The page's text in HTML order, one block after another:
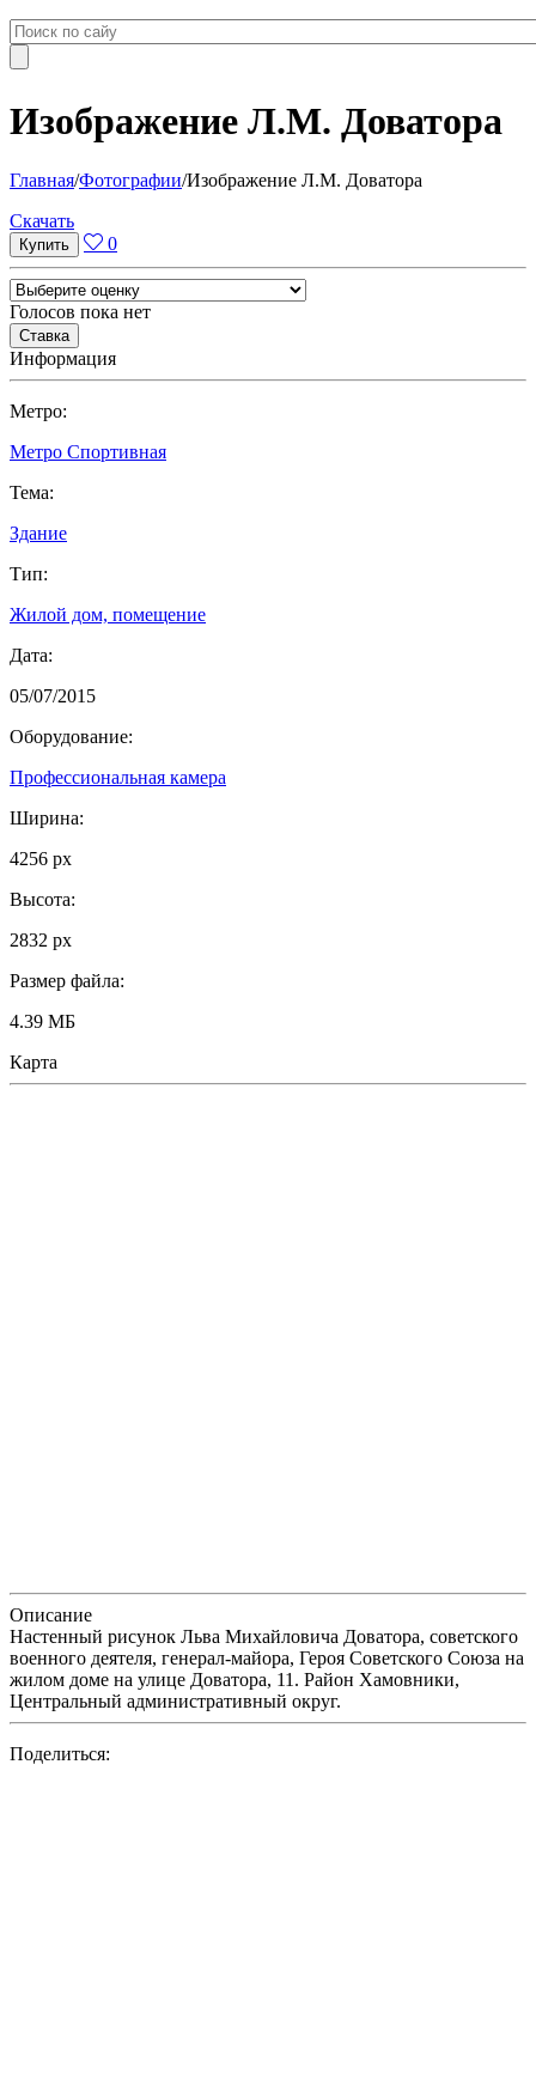
Изображение Л.М. Доватора
Главная/Фотографии/Изображение Л.М. Доватора
Cкачать
0
Голосов пока нет
Информация
Метро:
Метро Спортивная
Тема:
Здание
Тип:
Жилой дом, помещение
Дата:
05/07/2015
Оборудование:
Профессиональная камера
Ширина:
4256 px
Высота:
2832 px
Размер файла:
4.39 МБ
Карта
Описание
Настенный рисунок Льва Михайловича Доватора, советского
военного деятеля, генерал-майора, Героя Советского Союза на
жилом доме на улице Доватора, 11. Район Хамовники,
Центральный административный округ.
Поделиться: